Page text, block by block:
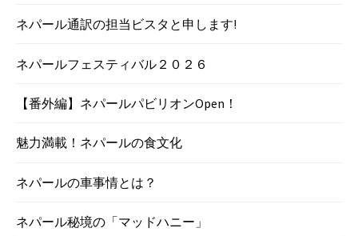
ネパール通訳の担当ビスタと申します!
ネパールフェスティバル２０２６
【番外編】ネパールパビリオンOpen！
魅力満載！ネパールの食文化
ネパールの車事情とは？
ネパール秘境の「マッドハニー」